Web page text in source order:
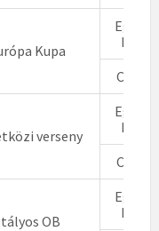
Kupa
Páros
Csapat
verseny
Páros
Csapat
OB
Páros